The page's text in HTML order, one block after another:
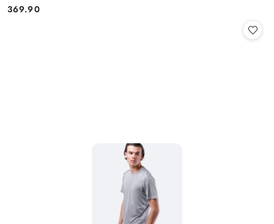
Cena:
369.90